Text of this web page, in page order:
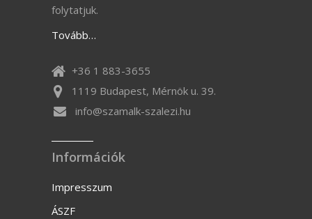
folytatjuk.
Tovább…
+36 1 883-3655
1119 Budapest, Mérnök u. 39.
info@szamalk-szalezi.hu
Információk
Impresszum
ÁSZF